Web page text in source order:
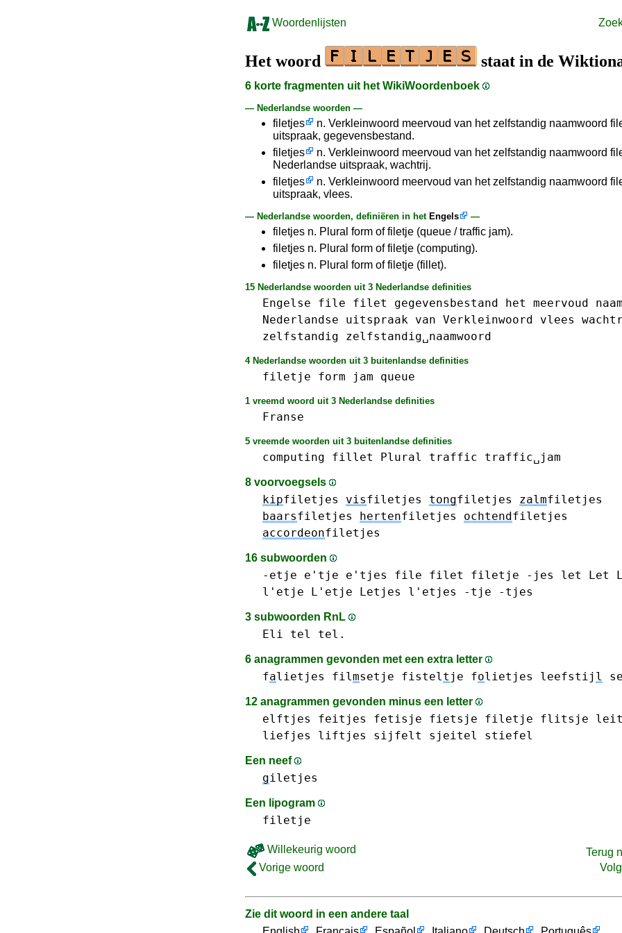
Woordenlijsten
Het woord staat in de
6 korte fragmenten uit het WikiWoordenboek
— Nederlandse woorden —
filetjes
n. Verkleinwoord meervoud van het zelfstandig naamwoord
uitspraak, gegevensbestand.
filetjes
n. Verkleinwoord meervoud van het zelfstandig naamwoord
Nederlandse uitspraak, wachtrij.
filetjes
n. Verkleinwoord meervoud van het zelfstandig naamwoord
uitspraak, vlees.
— Nederlandse woorden, definiëren in het Engels —
filetjes n. Plural form of filetje (queue / traffic jam).
filetjes n. Plural form of filetje (computing).
filetjes n. Plural form of filetje (fillet).
15 Nederlandse woorden uit 3 Nederlandse definities
Engelse file filet gegevensbestand het meervoud
Nederlandse
uitspraak van Verkleinwoord vlees
zelfstandig
zelfstandig␣naamwoord
4 Nederlandse woorden uit 3 buitenlandse definities
filetje form jam queue
1 vreemd woord uit 3 Nederlandse definities
Franse
5 vreemde woorden uit 3 buitenlandse definities
computing fillet Plural traffic traffic␣jam
8 voorvoegsels
kipfiletjes visfiletjes tongfiletjes zalmfiletjes
baarsfiletjes hertenfiletjes ochtendfiletjes
accordeonfiletjes
16 subwoorden
-etje e'tje e'tjes file filet filetje -jes let Let
l'etje L'etje
Letjes l'etjes -tje -tjes
3 subwoorden RnL
Eli tel tel.
6 anagrammen gevonden met een extra letter
falietjes filmsetje fistelt je folietjes leefstij l
12 anagrammen gevonden minus een letter
elftjes feitjes fetisje fietsje filetje flitsje
liefjes
liftjes sijfelt sjeitel stiefel
Een neef
giletjes
Een lipogram
filetje
Willekeurig woord
Terug
Vorige woord
Zie dit woord in een andere taal